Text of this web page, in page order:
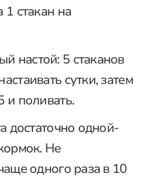
1 стакан на
настой: 5 стаканов
сутки, затем
и поливать.
достаточно одной-
Не
одного раза в 10